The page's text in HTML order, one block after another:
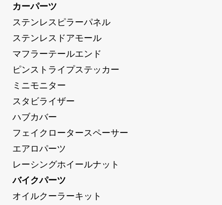
カーパーツ
ステンレスピラーパネル
ステンレスドアモール
マフラーテールエンド
ピンストライプステッカー
ミニモニター
スタビライザー
ハブカバー
フェイクロータースペーサー
エアロパーツ
レーシングホイールナット
バイクパーツ
オイルクーラーキット